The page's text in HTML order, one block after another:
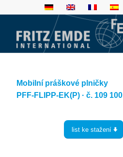
Mobilní práškové plničky
PFF-FLIPP-EK(P) · č. 109 100
list ke stažení